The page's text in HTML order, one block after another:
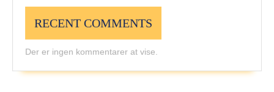
RECENT COMMENTS
Der er ingen kommentarer at vise.